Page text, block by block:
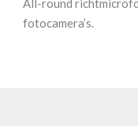
All-round
fotocamera’s.